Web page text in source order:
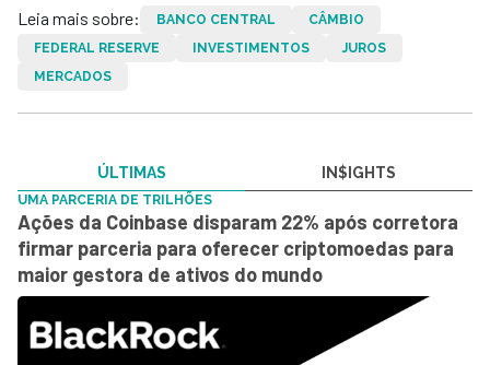
Leia mais sobre: BANCO CENTRAL
CÂMBIO
FEDERAL RESERVE
INVESTIMENTOS
JUROS
MERCADOS
ÚLTIMAS IN$IGHTS
UMA PARCERIA DE TRILHÕES
Ações da Coinbase disparam 22% após corretora
firmar parceria para oferecer criptomoedas para
maior gestora de ativos do mundo